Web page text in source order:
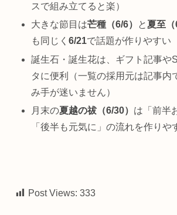
スで組み立てると楽）
大きな節目は芒種（6/6） と夏至（
も同じく6/21で話題が作りやすい
誕生石・誕生花は、ギフト記事や
タに便利（一覧の採用元は記事内
み手が迷いません）
月末の夏越の祓（6/30） は「前半
「後半も元気に」の流れを作りや
Post Views: 333